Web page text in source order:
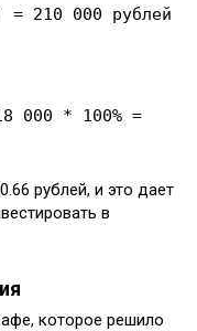
210 000 рублей
000 * 100% =
рублей, и это дает
в
которое решило